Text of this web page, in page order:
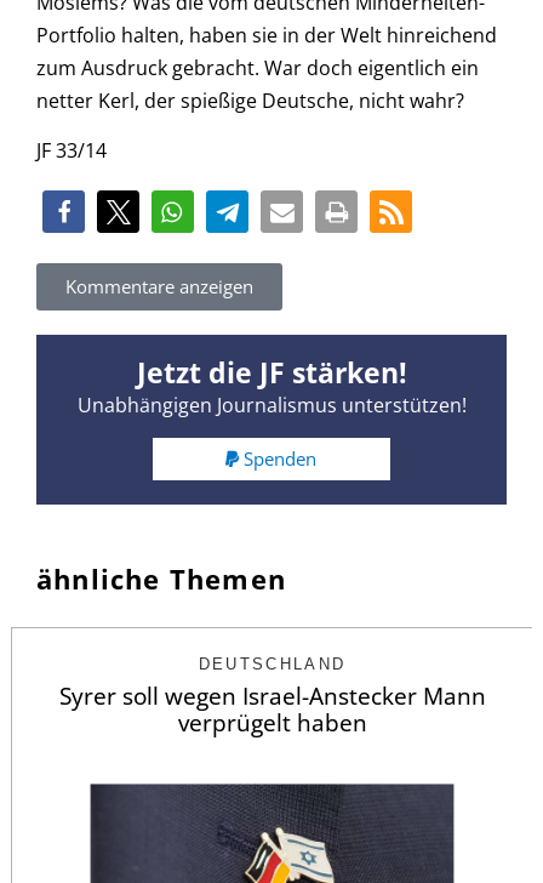
Portfolio halten, haben sie in der Welt hinreichend
zum Ausdruck gebracht. War doch eigentlich ein
netter Kerl, der spießige Deutsche, nicht wahr?
JF 33/14
Kommentare anzeigen
Jetzt die JF stärken!
Unabhängigen Journalismus unterstützen!
Spenden
ähnliche Themen
DEUTSCHLAND
Syrer soll wegen Israel-Anstecker Mann
verprügelt haben